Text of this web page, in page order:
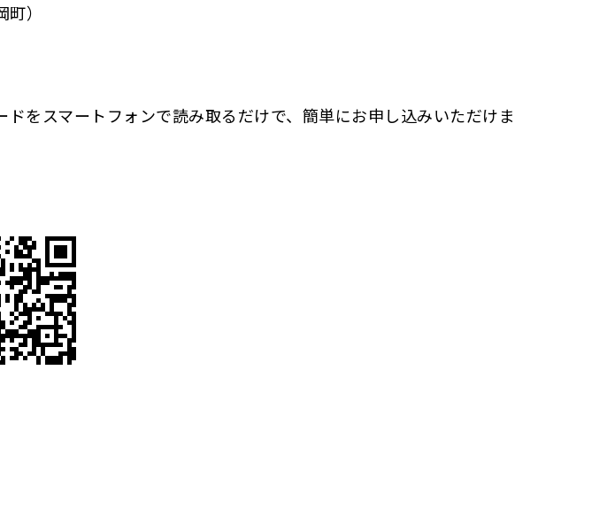
）
をスマートフォンで読み取るだけで、簡単にお申し込みいただけま